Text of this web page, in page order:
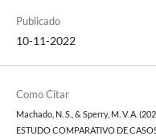
Publicado
10-11-2022
Como Citar
Machado, N. S., & Sperry, M. V. A.
ESTUDO COMPARATIVO DE